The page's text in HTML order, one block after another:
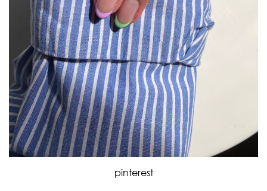
pinterest